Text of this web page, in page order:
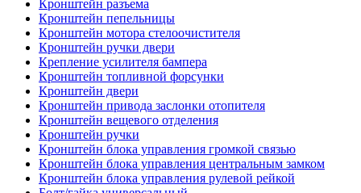
Кронштейн разъема
Кронштейн пепельницы
Кронштейн мотора стелоочистителя
Кронштейн ручки двери
Крепление усилителя бампера
Кронштейн топливной форсунки
Кронштейн двери
Кронштейн привода заслонки отопителя
Кронштейн вещевого отделения
Кронштейн ручки
Кронштейн блока управления громкой связью
Кронштейн блока управления центральным замком
Кронштейн блока управления рулевой рейкой